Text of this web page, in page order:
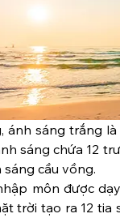
ánh sáng trắng
sáng chứa 12
cầu vồng.
môn được
trời tạo ra 12